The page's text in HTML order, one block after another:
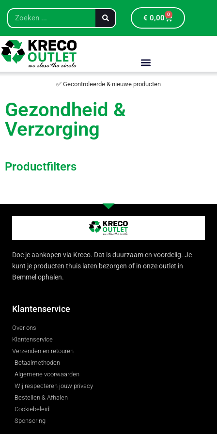
€ 0,00 0
✅ Gecontroleerde & nieuwe producten
Gezondheid &
Verzorging
Productfilters
Doe je aankopen via Kreco. Dat is duurzaam en voordelig. Je
kunt je producten thuis laten bezorgen of in onze outlet in
Bemmel ophalen.
Klantenservice
Over ons
Klantenservice
Verzenden en retouren
Betaalmethoden
Algemene voorwaarden
Wij respecteren jouw privacy
Bestellen & Afhalen
Cookiebeleid
Sponsoring